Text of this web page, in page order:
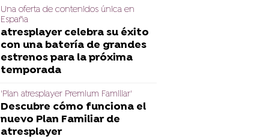
Una oferta de contenidos única en
España
atresplayer celebra su éxito
con una batería de grandes
estrenos para la próxima
temporada
'Plan atresplayer Premium Familiar'
Descubre cómo funciona el
nuevo Plan Familiar de
atresplayer